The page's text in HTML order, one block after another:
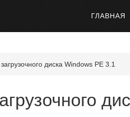
ГЛАВНАЯ
диска Windows PE 3.1